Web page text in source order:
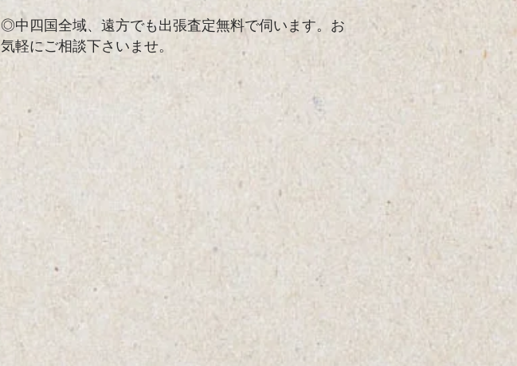
◎中四国全域、遠方でも出張査定無料で伺います。お
気軽にご相談下さいませ。